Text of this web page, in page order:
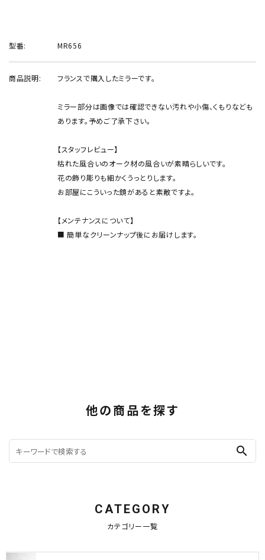
型番: MR656
商品説明: フランスで購入したミラーです。
ミラー部分は画像では確認できない汚れや小傷、くもりなども
あります。予めご了承下さい。
【スタッフレビュー】
枯れた風合いのオーク材の風合いが素晴らしいです。
花の飾り彫りも細かくうっとりします。
お部屋にこういった鏡があると素敵ですよ。
【メンテナンスについて】
■ 簡単なクリーンナップ後にお届けします。
他の商品を探す
search
CATEGORY
カテゴリー一覧